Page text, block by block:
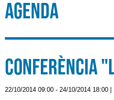
Agenda
Conferència
22/10/2014 09:00 - 24/10/2014 18:00